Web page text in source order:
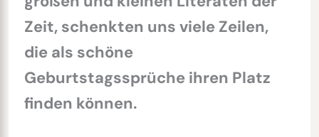
Zeit, schenkten uns viele Zeilen,
die als schöne
Geburtstagssprüche ihren Platz
finden können.